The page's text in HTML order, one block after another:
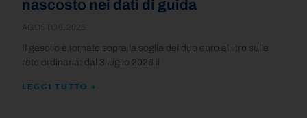
nascosto nei dati di guida
Il gasolio è tornato sopra la soglia dei due euro al litro sulla
rete ordinaria: dal 3 luglio 2026 il
LEGGI TUTTO »